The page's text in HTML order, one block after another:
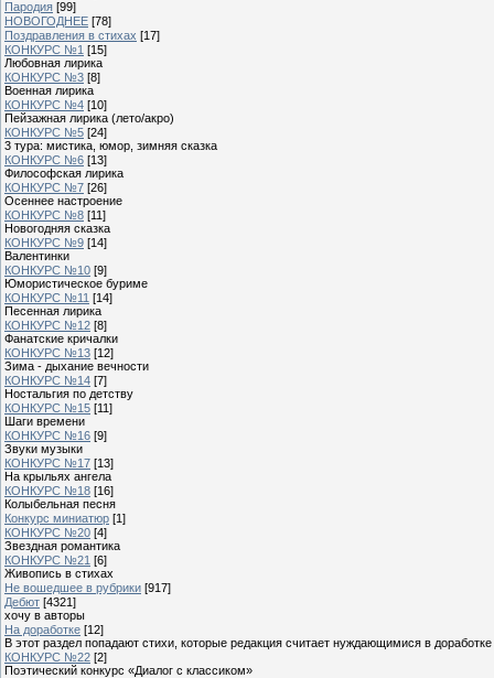
Пародия [99]
НОВОГОДНЕЕ [78]
Поздравления в стихах [17]
КОНКУРС №1 [15]
Любовная лирика
КОНКУРС №3 [8]
Военная лирика
КОНКУРС №4 [10]
Пейзажная лирика (лето/акро)
КОНКУРС №5 [24]
3 тура: мистика, юмор, зимняя сказка
КОНКУРС №6 [13]
Философская лирика
КОНКУРС №7 [26]
Осеннее настроение
КОНКУРС №8 [11]
Новогодняя сказка
КОНКУРС №9 [14]
Валентинки
КОНКУРС №10 [9]
Юмористическое буриме
КОНКУРС №11 [14]
Песенная лирика
КОНКУРС №12 [8]
Фанатские кричалки
КОНКУРС №13 [12]
Зима - дыхание вечности
КОНКУРС №14 [7]
Ностальгия по детству
КОНКУРС №15 [11]
Шаги времени
КОНКУРС №16 [9]
Звуки музыки
КОНКУРС №17 [13]
На крыльях ангела
КОНКУРС №18 [16]
Колыбельная песня
Конкурс миниатюр [1]
КОНКУРС №20 [4]
Звездная романтика
КОНКУРС №21 [6]
Живопись в стихах
Не вошедшее в рубрики [917]
Дебют [4321]
хочу в авторы
На доработке [12]
В этот раздел попадают стихи, которые редакция считает нуждающимися в доработке
КОНКУРС №22 [2]
Поэтический конкурс «Диалог с классиком»